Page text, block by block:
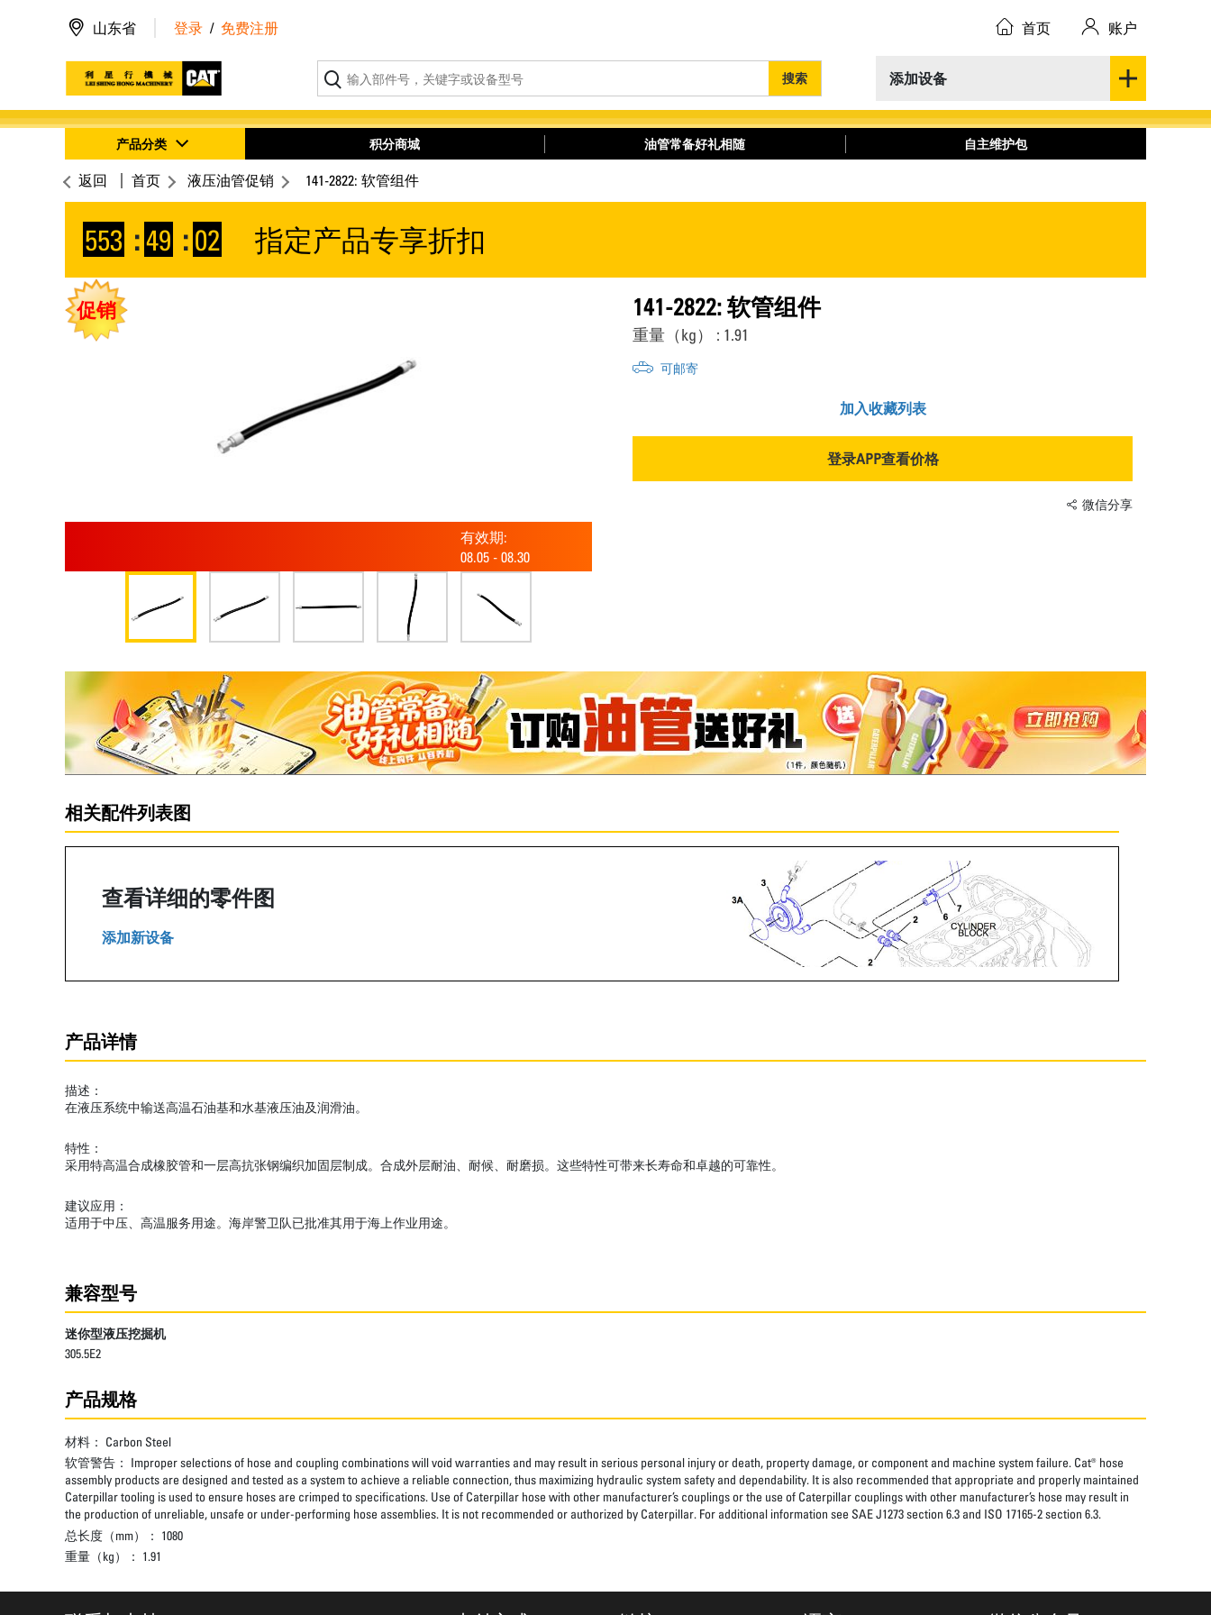
添加设备
搜索
山东省 登录 / 免费注册 首页 账户
产品分类 积分商城 油管常备好礼相随 自主维护包
返回 首页 液压油管促销 141-2822: 软管组件
553 :49 : 01 指定产品专享折扣
促销
有效期:
08.05 - 08.30
141-2822: 软管组件
重量（kg） : 1.91
可邮寄
加入收藏列表
登录APP查看价格
微信分享
相关配件列表图
查看详细的零件图
添加新设备
产品详情
描述：
在液压系统中输送高温石油基和水基液压油及润滑油。
特性：
采用特高温合成橡胶管和一层高抗张钢编织加固层制成。合成外层耐油、耐候、耐磨损。这些特性可带来长寿命和卓越的可靠性。
建议应用：
适用于中压、高温服务用途。海岸警卫队已批准其用于海上作业用途。
兼容型号
迷你型液压挖掘机
305.5E2
产品规格
材料： Carbon Steel
软管警告： Improper selections of hose and coupling combinations will void warranties and may result in serious personal injury or death, property damage, or component and machine system failure. Cat® hose
assembly products are designed and tested as a system to achieve a reliable connection, thus maximizing hydraulic system safety and dependability. It is also recommended that appropriate and properly maintained
Caterpillar tooling is used to ensure hoses are crimped to specifications. Use of Caterpillar hose with other manufacturer’s couplings or the use of Caterpillar couplings with other manufacturer’s hose may result in
the production of unreliable, unsafe or under-performing hose assemblies. It is not recommended or authorized by Caterpillar. For additional information see SAE J1273 section 6.3 and ISO 17165-2 section 6.3.
总长度（mm）： 1080
重量（kg）： 1.91